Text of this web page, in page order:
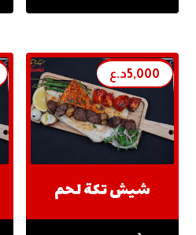
شيش تكة لحم
5,000د.ع